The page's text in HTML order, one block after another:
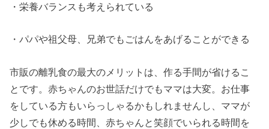
・栄養バランスも考えられている
・パパや祖父母、兄弟でもごはんをあげることができる
市販の離乳食の最大のメリットは、作る手間が省けるこ
とです。赤ちゃんのお世話だけでもママは大変。お仕事
をしている方もいらっしゃるかもしれませんし、ママが
少しでも休める時間、赤ちゃんと笑顔でいられる時間を